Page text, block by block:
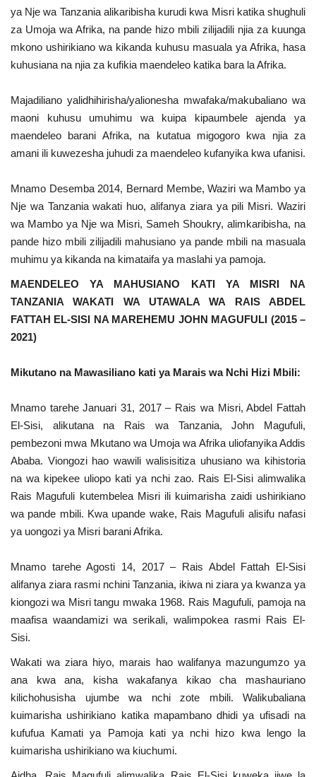
ya Nje wa Tanzania alikaribisha kurudi kwa Misri katika shughuli
za Umoja wa Afrika, na pande hizo mbili zilijadili njia za kuunga
mkono ushirikiano wa kikanda kuhusu masuala ya Afrika, hasa
kuhusiana na njia za kufikia maendeleo katika bara la Afrika.
Majadiliano yalidhihirisha/yalionesha mwafaka/makubaliano wa
maoni kuhusu umuhimu wa kuipa kipaumbele ajenda ya
maendeleo barani Afrika, na kutatua migogoro kwa njia za
amani ili kuwezesha juhudi za maendeleo kufanyika kwa ufanisi.
Mnamo Desemba 2014, Bernard Membe, Waziri wa Mambo ya
Nje wa Tanzania wakati huo, alifanya ziara ya pili Misri. Waziri
wa Mambo ya Nje wa Misri, Sameh Shoukry, alimkaribisha, na
pande hizo mbili zilijadili mahusiano ya pande mbili na masuala
muhimu ya kikanda na kimataifa ya maslahi ya pamoja.
MAENDELEO YA MAHUSIANO KATI YA MISRI NA
TANZANIA WAKATI WA UTAWALA WA RAIS ABDEL
FATTAH EL-SISI NA MAREHEMU JOHN MAGUFULI (2015 –
2021)
Mikutano na Mawasiliano kati ya Marais wa Nchi Hizi Mbili:
Mnamo tarehe Januari 31, 2017 – Rais wa Misri, Abdel Fattah
El-Sisi, alikutana na Rais wa Tanzania, John Magufuli,
pembezoni mwa Mkutano wa Umoja wa Afrika uliofanyika Addis
Ababa. Viongozi hao wawili walisisitiza uhusiano wa kihistoria
na wa kipekee uliopo kati ya nchi zao. Rais El-Sisi alimwalika
Rais Magufuli kutembelea Misri ili kuimarisha zaidi ushirikiano
wa pande mbili. Kwa upande wake, Rais Magufuli alisifu nafasi
ya uongozi ya Misri barani Afrika.
Mnamo tarehe Agosti 14, 2017 – Rais Abdel Fattah El-Sisi
alifanya ziara rasmi nchini Tanzania, ikiwa ni ziara ya kwanza ya
kiongozi wa Misri tangu mwaka 1968. Rais Magufuli, pamoja na
maafisa waandamizi wa serikali, walimpokea rasmi Rais El-
Sisi.
Wakati wa ziara hiyo, marais hao walifanya mazungumzo ya
ana kwa ana, kisha wakafanya kikao cha mashauriano
kilichohusisha ujumbe wa nchi zote mbili. Walikubaliana
kuimarisha ushirikiano katika mapambano dhidi ya ufisadi na
kufufua Kamati ya Pamoja kati ya nchi hizo kwa lengo la
kuimarisha ushirikiano wa kiuchumi.